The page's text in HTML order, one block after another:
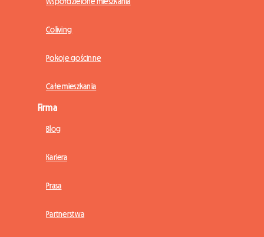
Coliving
Pokoje gościnne
Całe mieszkania
Firma
Blog
Kariera
Prasa
Partnerstwa